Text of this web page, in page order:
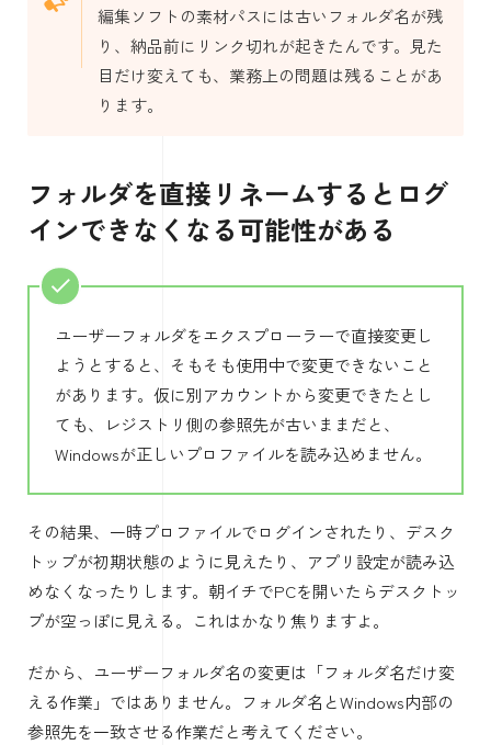
編集ソフトの素材パスには古いフォルダ名が残
り、納品前にリンク切れが起きたんです。見た
目だけ変えても、業務上の問題は残ることがあ
ります。
フォルダを直接リネームするとログ
インできなくなる可能性がある
ユーザーフォルダをエクスプローラーで直接変更し
ようとすると、そもそも使用中で変更できないこと
があります。仮に別アカウントから変更できたとし
ても、レジストリ側の参照先が古いままだと、
Windowsが正しいプロファイルを読み込めません。
その結果、一時プロファイルでログインされたり、デスク
トップが初期状態のように見えたり、アプリ設定が読み込
めなくなったりします。朝イチでPCを開いたらデスクトッ
プが空っぽに見える。これはかなり焦りますよ。
だから、ユーザーフォルダ名の変更は「フォルダ名だけ変
える作業」ではありません。フォルダ名とWindows内部の
参照先を一致させる作業だと考えてください。